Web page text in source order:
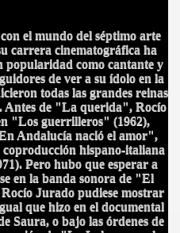
el mundo del séptimo arte
carrera cinematográfica ha
popularidad como cantante y
de ver a su ídolo en la
todas las grandes reinas
Antes de "La querida", Rocío
"Los guerrilleros" (1962),
Andalucía nació el amor",
coproducción hispano-italiana
Pero hubo que esperar a
en la banda sonora de "El
Jurado pudiese mostrar
que hizo en el documental
Saura, o bajo las órdenes de